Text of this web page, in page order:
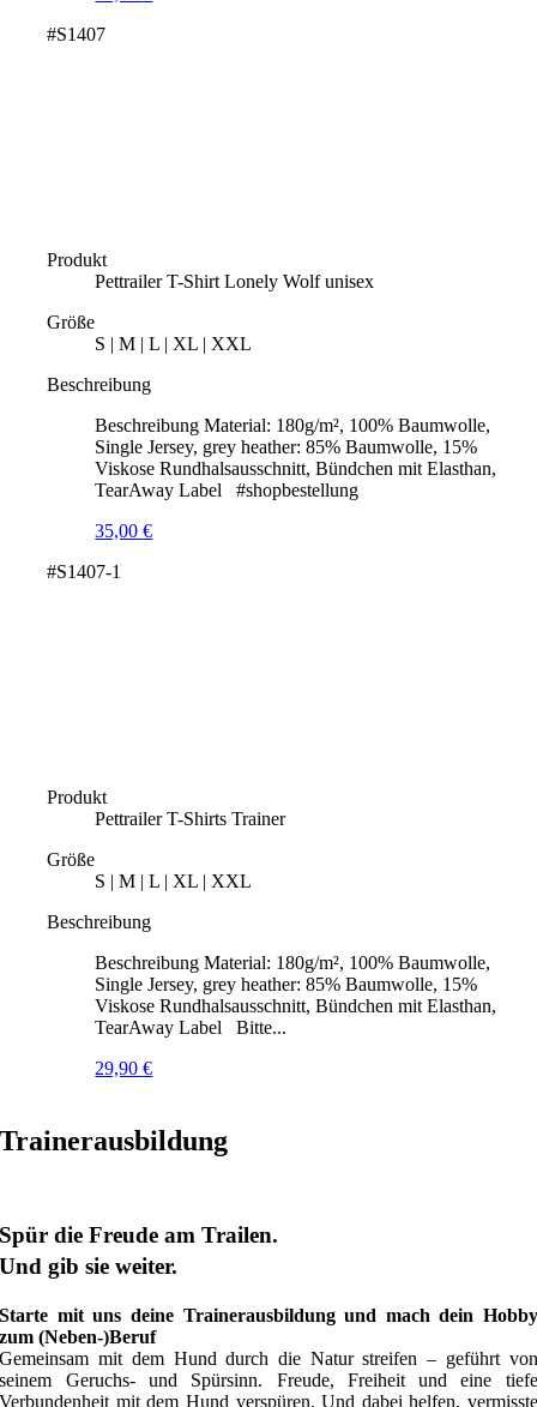
#S1407
Produkt
Pettrailer T-Shirt Lonely Wolf unisex
Größe
S | M | L | XL | XXL
Beschreibung
Beschreibung Material: 180g/m², 100% Baumwolle,
Single Jersey, grey heather: 85% Baumwolle, 15%
Viskose Rundhalsausschnitt, Bündchen mit Elasthan,
TearAway Label #shopbestellung
35,00€
#S1407-1
Produkt
Pettrailer T-Shirts Trainer
Größe
S | M | L | XL | XXL
Beschreibung
Beschreibung Material: 180g/m², 100% Baumwolle,
Single Jersey, grey heather: 85% Baumwolle, 15%
Viskose Rundhalsausschnitt, Bündchen mit Elasthan,
TearAway Label Bitte...
29,90€
Trainerausbildung
Spür die Freude am Trailen.
Und gib sie weiter.
Starte mit uns deine Trainerausbildung und mach dein Hobby
zum (Neben-)Beruf
Gemeinsam mit dem Hund durch die Natur streifen – geführt von
seinem Geruchs- und Spürsinn. Freude, Freiheit und eine tiefe
Verbundenheit mit dem Hund verspüren. Und dabei helfen, vermisste